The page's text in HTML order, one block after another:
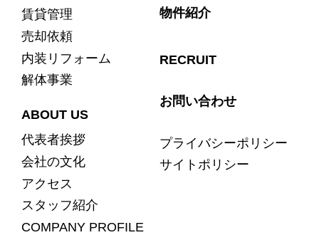
賃貸管理
売却依頼
内装リフォーム
解体事業
ABOUT US
代表者挨拶
会社の文化
アクセス
スタッフ紹介
COMPANY PROFILE
物件紹介
RECRUIT
お問い合わせ
プライバシーポリシー
サイトポリシー